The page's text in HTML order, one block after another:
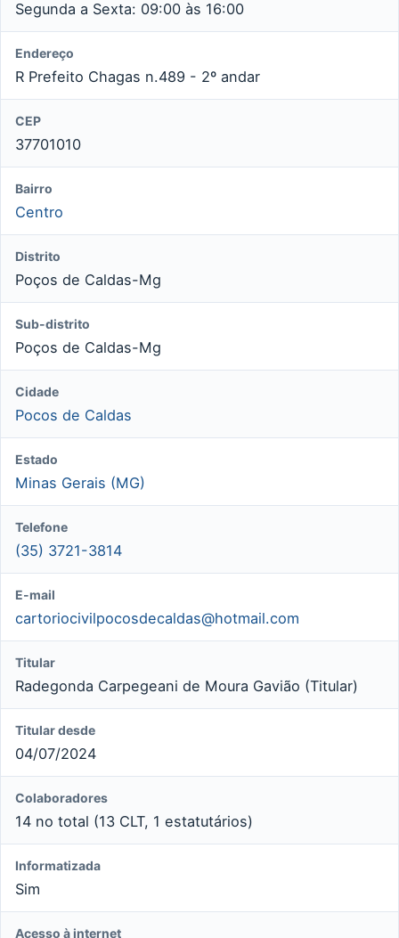
Segunda a Sexta: 09:00 às 16:00
Endereço
R Prefeito Chagas n.489 - 2º andar
CEP
37701010
Bairro
Centro
Distrito
Poços de Caldas-Mg
Sub-distrito
Poços de Caldas-Mg
Cidade
Pocos de Caldas
Estado
Minas Gerais (MG)
Telefone
(35) 3721-3814
E-mail
cartoriocivilpocosdecaldas@hotmail.com
Titular
Radegonda Carpegeani de Moura Gavião (Titular)
Titular desde
04/07/2024
Colaboradores
14 no total (13 CLT, 1 estatutários)
Informatizada
Sim
Acesso à internet